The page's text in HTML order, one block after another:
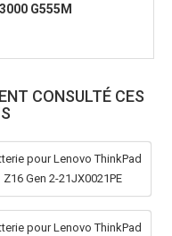
G555M
CONSULTÉ CES
pour Lenovo ThinkPad
Z16 Gen 2-21JX0021PE
pour Lenovo ThinkPad